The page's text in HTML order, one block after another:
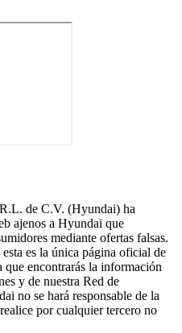
de C.V. (Hyundai) ha
ajenos a Hyundai que
mediante ofertas falsas.
es la única página oficial de
encontrarás la información
y de nuestra Red de
no se hará responsable de la
por cualquier tercero no